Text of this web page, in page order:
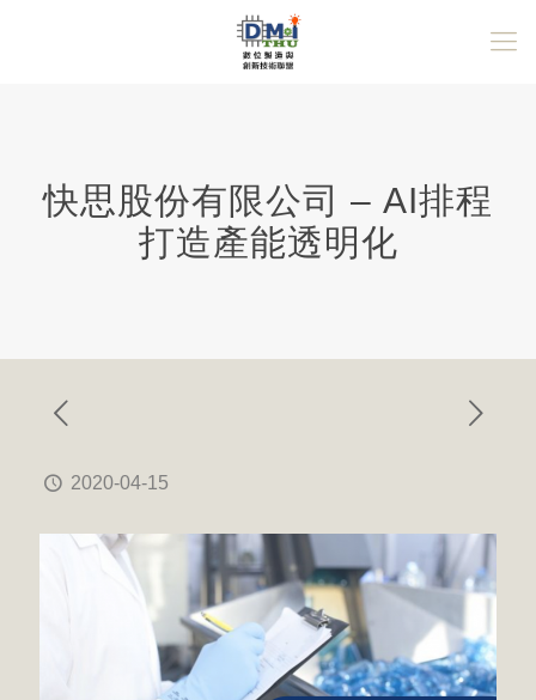
快思股份有限公司 – AI排程
打造產能透明化
2020-04-15